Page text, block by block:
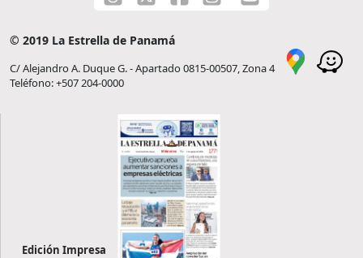
© 2019 La Estrella de Panamá
C/ Alejandro A. Duque G. - Apartado 0815-00507, Zona 4
Teléfono: +507 204-0000
Edición Impresa